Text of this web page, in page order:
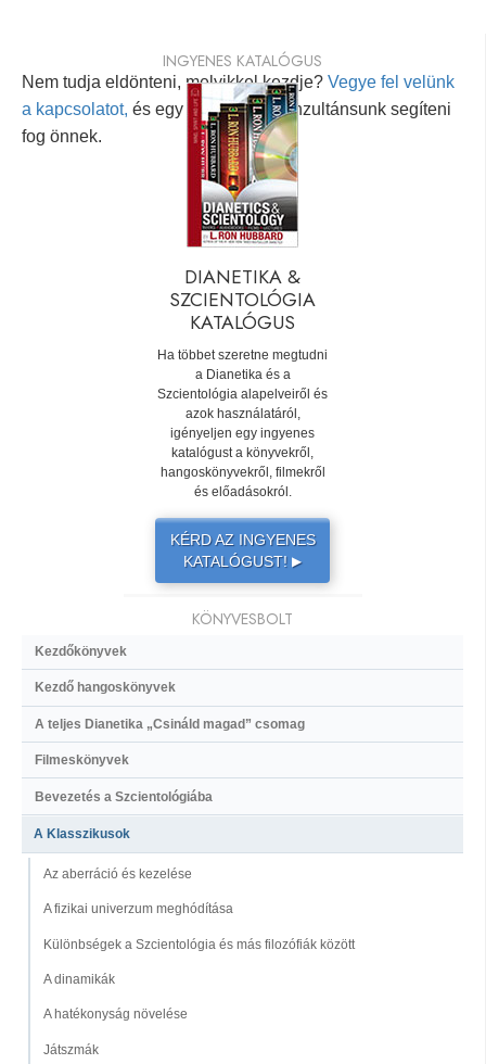
Nem tudja eldönteni, melyikkel kezdje? Vegye fel velünk
a kapcsolatot, és egy személyes konzultánsunk segíteni
fog önnek.
INGYENES KATALÓGUS
DIANETIKA &
SZCIENTOLÓGIA
KATALÓGUS
Ha többet szeretne megtudni
a Dianetika és a
Szcientológia alapelveiről és
azok használatáról,
igényeljen egy ingyenes
katalógust a könyvekről,
hangoskönyvekről, filmekről
és előadásokról.
KÉRD AZ INGYENES
KATALÓGUST! ▶
KÖNYVESBOLT
Kezdőkönyvek
Kezdő hangoskönyvek
A teljes Dianetika „Csináld magad” csomag
Filmeskönyvek
Bevezetés a Szcientológiába
A Klasszikusok
Az aberráció és kezelése
A fizikai univerzum meghódítása
Különbségek a Szcientológia és más filozófiák között
A dinamikák
A hatékonyság növelése
Játszmák